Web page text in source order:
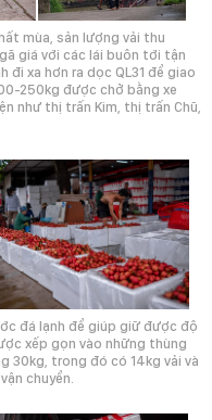
mùa, sản lượng vải thu
giá với các lái buôn tới tận
đi xa hơn ra dọc QL31 để giao
250kg được chở bằng xe
như thị trấn Kim, thị trấn Chũ,
đá lạnh để giúp giữ được độ
xếp gọn vào những thùng
30kg, trong đó có 14kg vải và
chuyển.